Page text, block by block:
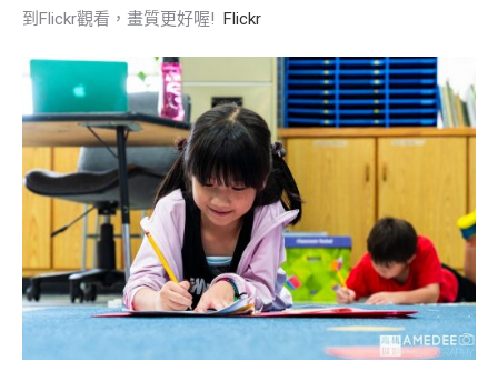
到Flickr觀看，畫質更好喔! Flickr